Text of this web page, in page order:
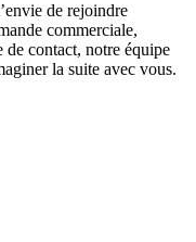
de rejoindre
commerciale,
contact, notre équipe
la suite avec vous.